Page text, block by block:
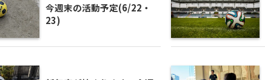
今週末の活動予定(6/22・
23)